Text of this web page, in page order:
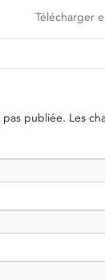
Télécharger
pas publiée. Les